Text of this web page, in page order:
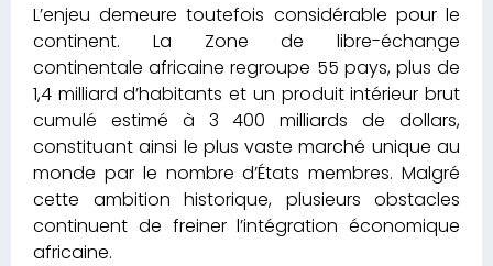
L’enjeu demeure toutefois considérable pour le
continent. La Zone de libre-échange
continentale africaine regroupe 55 pays, plus de
1,4 milliard d’habitants et un produit intérieur brut
cumulé estimé à 3 400 milliards de dollars,
constituant ainsi le plus vaste marché unique au
monde par le nombre d’États membres. Malgré
cette ambition historique, plusieurs obstacles
continuent de freiner l’intégration économique
africaine.